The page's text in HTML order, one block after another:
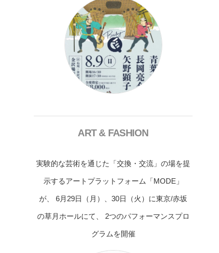
ART & FASHION
実験的な芸術を通じた「交換・交流」の場を提
示するアートプラットフォーム「MODE」
が、 6月29日（月）、30日（火）に東京/赤坂
の草月ホールにて、 2つのパフォーマンスプロ
グラムを開催